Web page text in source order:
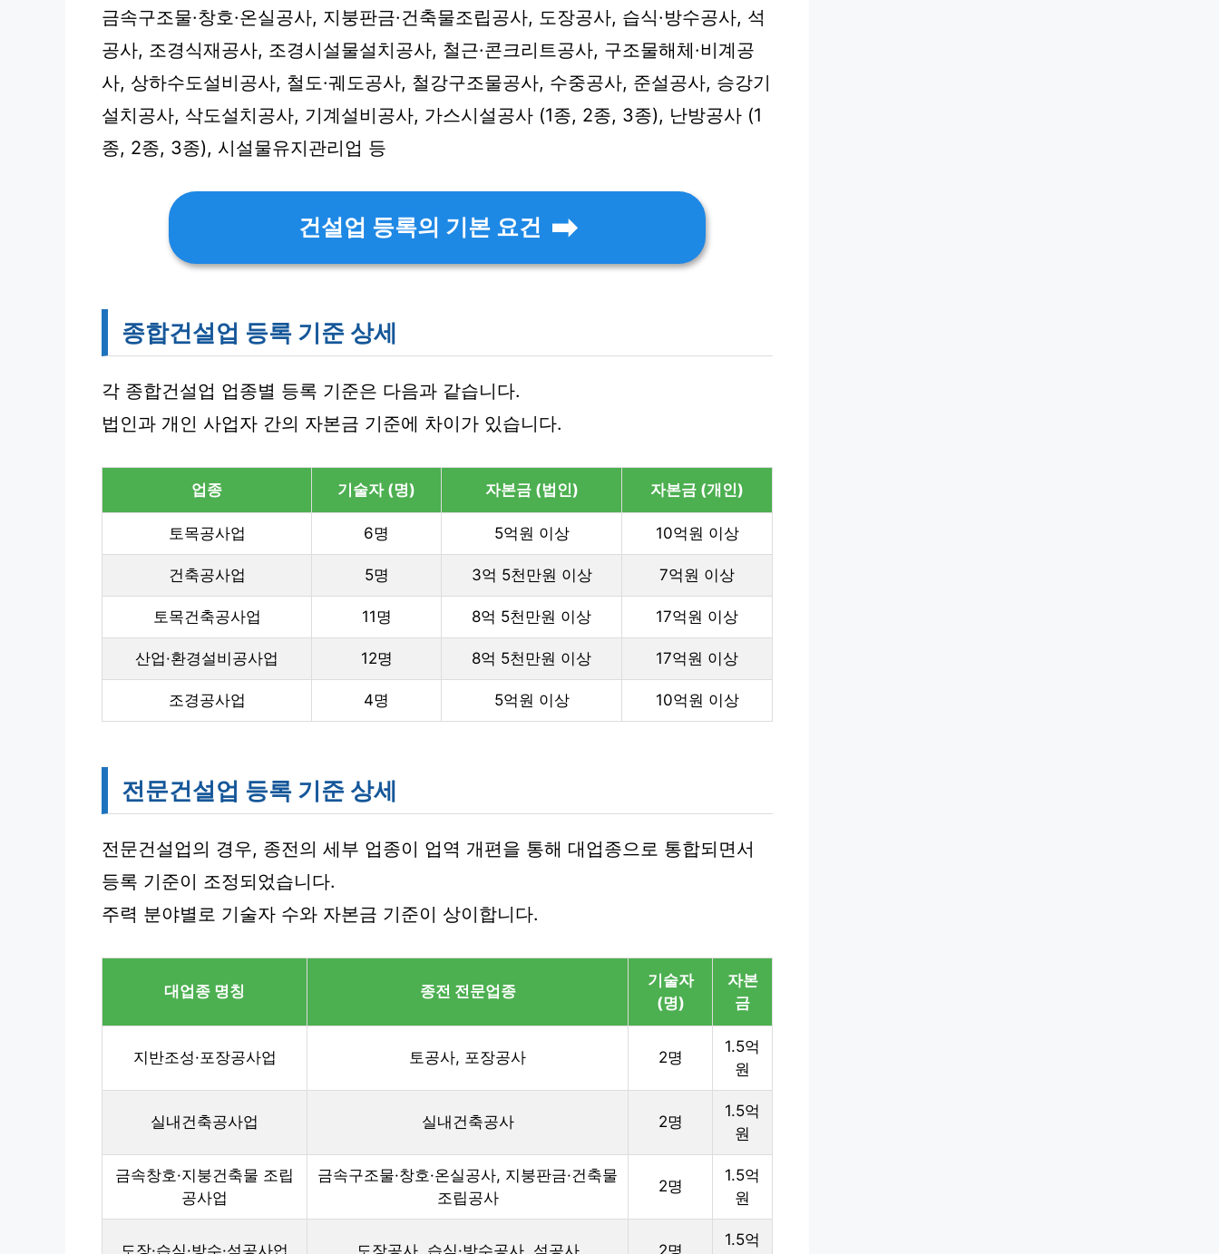
금속구조물·창호·온실공사, 지붕판금·건축물조립공사, 도장공사, 습식·방수공사, 석
공사, 조경식재공사, 조경시설물설치공사, 철근·콘크리트공사, 구조물해체·비계공
사, 상하수도설비공사, 철도·궤도공사, 철강구조물공사, 수중공사, 준설공사, 승강기
설치공사, 삭도설치공사, 기계설비공사, 가스시설공사 (1종, 2종, 3종), 난방공사 (1
종, 2종, 3종), 시설물유지관리업 등
건설업 등록의 기본 요건
종합건설업 등록 기준 상세
각 종합건설업 업종별 등록 기준은 다음과 같습니다.
법인과 개인 사업자 간의 자본금 기준에 차이가 있습니다.
업종 기술자 (명) 자본금 (법인) 자본금 (개인)
토목공사업 6명 5억원 이상 10억원 이상
건축공사업 5명 3억 5천만원 이상 7억원 이상
토목건축공사업 11명 8억 5천만원 이상 17억원 이상
산업·환경설비공사업 12명 8억 5천만원 이상 17억원 이상
조경공사업 4명 5억원 이상 10억원 이상
전문건설업 등록 기준 상세
전문건설업의 경우, 종전의 세부 업종이 업역 개편을 통해 대업종으로 통합되면서
등록 기준이 조정되었습니다.
주력 분야별로 기술자 수와 자본금 기준이 상이합니다.
대업종 명칭 종전 전문업종
기술자
(명)
자본
금
지반조성·포장공사업 토공사, 포장공사 2명
1.5억
원
실내건축공사업 실내건축공사 2명
1.5억
원
금속창호·지붕건축물 조립
공사업
금속구조물·창호·온실공사, 지붕판금·건축물
조립공사
2명
1.5억
원
도장·습식·방수·석공사업 도장공사, 습식·방수공사, 석공사 2명
1.5억